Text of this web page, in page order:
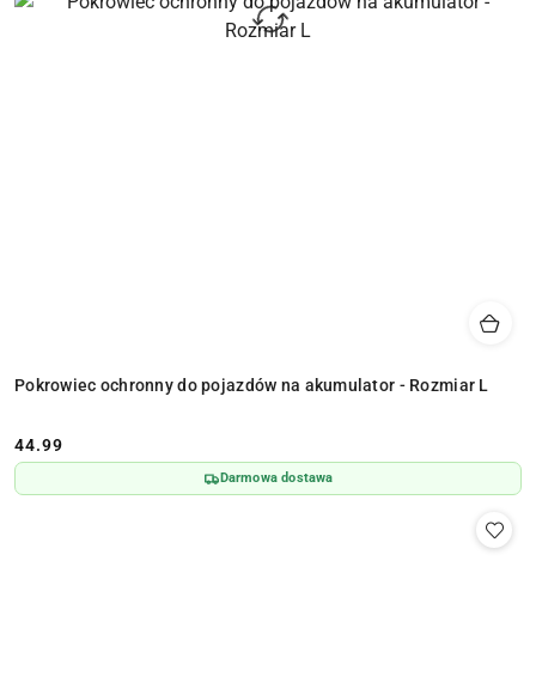
Pokrowiec ochronny do pojazdów na akumulator - Rozmiar L
Cena:
44.99
Darmowa dostawa